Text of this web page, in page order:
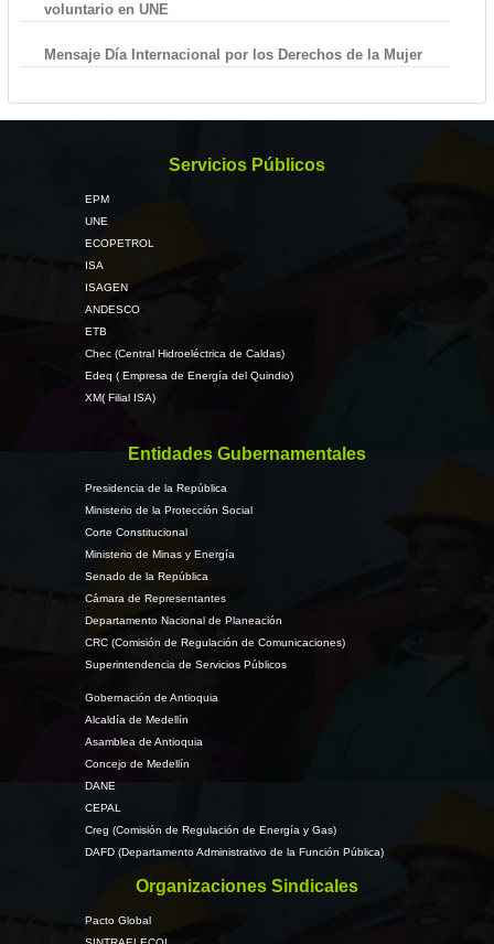
voluntario en UNE
Mensaje Día Internacional por los Derechos de la Mujer
Servicios Públicos
EPM
UNE
ECOPETROL
ISA
ISAGEN
ANDESCO
ETB
Chec (Central Hidroeléctrica de Caldas)
Edeq ( Empresa de Energía del Quindio)
XM( Filial ISA)
Entidades Gubernamentales
Presidencia de la República
Ministerio de la Protección Social
Corte Constitucional
Ministerio de Minas y Energía
Senado de la República
Cámara de Representantes
Departamento Nacional de Planeación
CRC (Comisión de Regulación de Comunicaciones)
Superintendencia de Servicios Públicos
Gobernación de Antioquia
Alcaldía de Medellín
Asamblea de Antioquia
Concejo de Medellín
DANE
CEPAL
Creg (Comisión de Regulación de Energía y Gas)
DAFD (Departamento Administrativo de la Función Pública)
Organizaciones Sindicales
Pacto Global